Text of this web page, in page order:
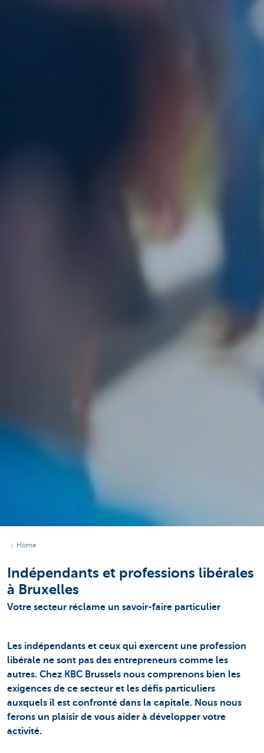
Home
Indépendants et professions libérales
à Bruxelles
Votre secteur réclame un savoir-faire particulier
Les indépendants et ceux qui exercent une profession
libérale ne sont pas des entrepreneurs comme les
autres. Chez KBC Brussels nous comprenons bien les
exigences de ce secteur et les défis particuliers
auxquels il est confronté dans la capitale. Nous nous
ferons un plaisir de vous aider à développer votre
activité.